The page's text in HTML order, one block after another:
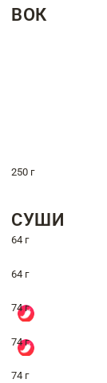
ВОК
250 г
СУШИ
64 г
64 г
74 г
74 г
74 г